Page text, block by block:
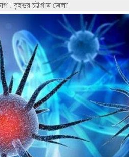
: বৃহত্তর চট্টগ্রাম জেলা